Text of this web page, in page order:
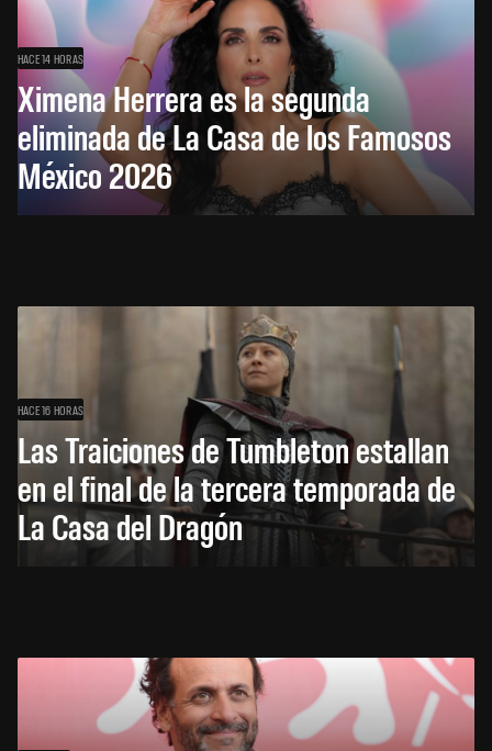
HACE 14 HORAS
Ximena Herrera es la segunda
eliminada de La Casa de los Famosos
México 2026
HACE 16 HORAS
Las Traiciones de Tumbleton estallan
en el final de la tercera temporada de
La Casa del Dragón